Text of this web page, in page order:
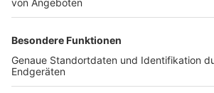
TOP-PARTNER